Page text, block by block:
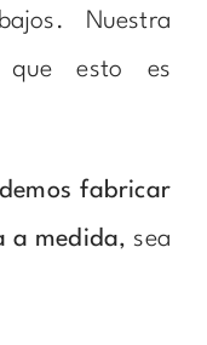
Nuestra
que esto es
fabricar
a medida, sea